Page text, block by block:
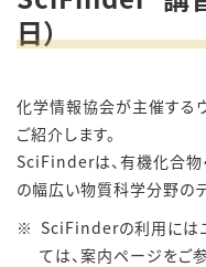
日）
化学情報協会が主催する
ご紹介します。
SciFinderは、有機化合物
の幅広い物質科学分野の
SciFinderの利用には
ては、案内ページをご